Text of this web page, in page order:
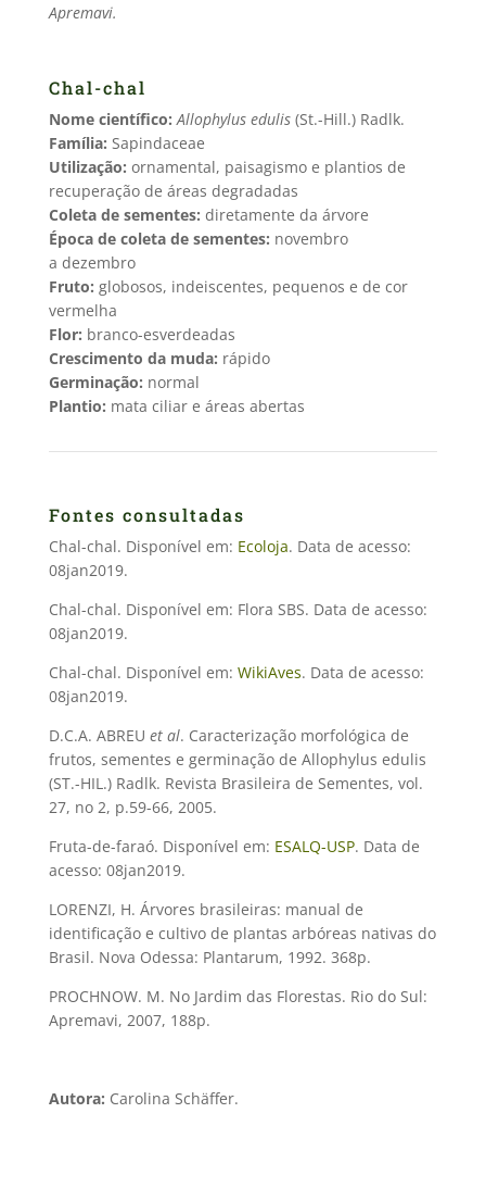
Apremavi.
Chal-chal
Nome científico:Allophylus edulis(St.-Hill.) Radlk.
Família: Sapindaceae
Utilização: ornamental, paisagismo e plantios de
recuperação de áreas degradadas
Coleta de sementes: diretamente da árvore
Época de coleta de sementes: novembro
a dezembro
Fruto: globosos, indeiscentes, pequenos e de cor
vermelha
Flor: branco-esverdeadas
Crescimento da muda: rápido
Germinação: normal
Plantio: mata ciliar e áreas abertas
Fontes consultadas
Chal-chal. Disponível em: Ecoloja. Data de acesso:
08jan2019.
Chal-chal. Disponível em: Flora SBS. Data de acesso:
08jan2019.
Chal-chal. Disponível em: WikiAves. Data de acesso:
08jan2019.
D.C.A. ABREU et al. Caracterização morfológica de
frutos, sementes e germinação de Allophylus edulis
(ST.-HIL.) Radlk. Revista Brasileira de Sementes, vol.
27, no 2, p.59-66, 2005.
Fruta-de-faraó. Disponível em: ESALQ-USP. Data de
acesso: 08jan2019.
LORENZI, H. Árvores brasileiras: manual de
identificação e cultivo de plantas arbóreas nativas do
Brasil. Nova Odessa: Plantarum, 1992. 368p.
PROCHNOW. M. No Jardim das Florestas. Rio do Sul:
Apremavi, 2007, 188p.
Autora: Carolina Schäffer.